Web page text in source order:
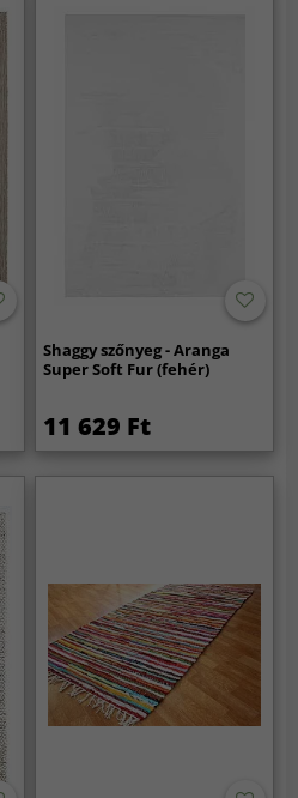
Shaggy szőnyeg - Aranga
Super Soft Fur (fehér)
11 629 Ft